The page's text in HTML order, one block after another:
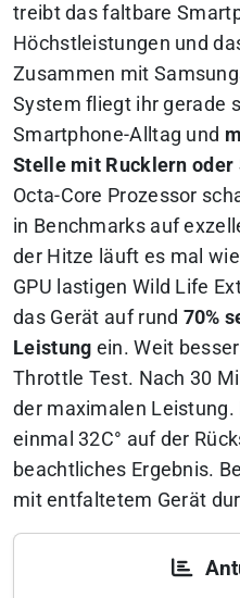
treibt das faltbare
Höchstleistungen und
Zusammen mit
System fliegt ihr gerade
Smartphone-Alltag und
Stelle mit Rucklern
Octa-Core Prozessor
in Benchmarks auf
der Hitze läuft es mal
GPU lastigen Wild Life
das Gerät auf rund 70%
Leistung ein.Weit
Throttle Test. Nach 30
der maximalen
einmal 32C° auf der
beachtliches Ergebnis.
mit entfaltetem Gerät